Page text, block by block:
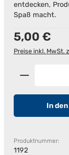
entdecken,
Spaß macht.
Regulärer Preis:
5,00 €
Preise inkl. MwSt.
Produkt
In
Produktnummer:
1192